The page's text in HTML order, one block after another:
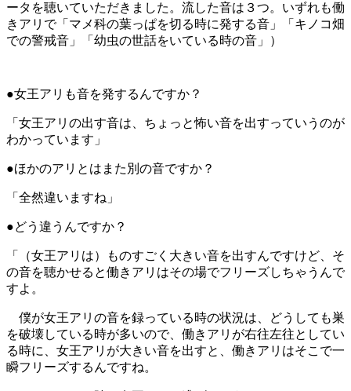
ータを聴いていただきました。流した音は３つ。いずれも働
きアリで「マメ科の葉っぱを切る時に発する音」「キノコ畑
での警戒音」「幼虫の世話をいている時の音」）
●女王アリも音を発するんですか？
「女王アリの出す音は、ちょっと怖い音を出すっていうのが
わかっています」
●ほかのアリとはまた別の音ですか？
「全然違いますね」
●どう違うんですか？
「（女王アリは）ものすごく大きい音を出すんですけど、そ
の音を聴かせると働きアリはその場でフリーズしちゃうんで
すよ。
僕が女王アリの音を録っている時の状況は、どうしても巣
を破壊している時が多いので、働きアリが右往左往としてい
る時に、女王アリが大きい音を出すと、働きアリはそこで一
瞬フリーズするんですね。